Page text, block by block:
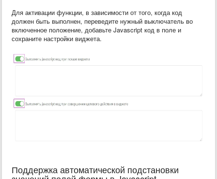
Для активации функции, в зависимости от того, когда код
должен быть выполнен, переведите нужный выключатель во
включенное положение, добавьте Javascript код в поле и
сохраните настройки виджета.
Поддержка автоматической подстановки